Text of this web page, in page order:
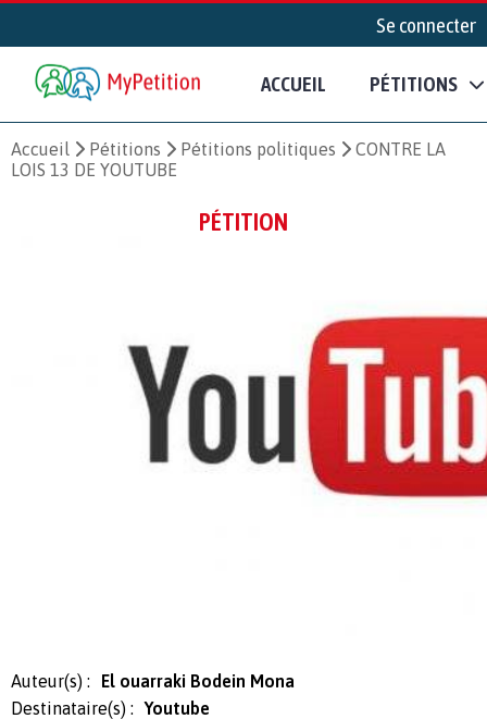
Se connecter
ACCUEIL PÉTITIONS
Accueil Pétitions Pétitions politiques
CONTRE LA
LOIS 13 DE YOUTUBE
PÉTITION
Auteur(s) :
El ouarraki Bodein Mona
Destinataire(s) :
Youtube